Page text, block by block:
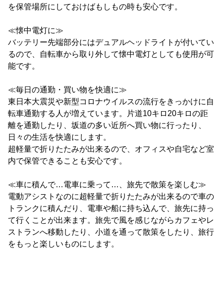
を保管場所にしておけばもしもの時も安心です。
≪懐中電灯に≫
バッテリー先端部分にはデュアルヘッドライトが付いてい
るので、自転車から取り外して懐中電灯としても使用が可
能です。
≪毎日の通勤・買い物を快適に≫
東日本大震災や新型コロナウイルスの流行をきっかけに自
転車通勤する人が増えています。片道10キロ20キロの距
離を通勤したり、坂道の多い近所へ買い物に行ったり、
日々の生活を快適にします。
超軽量で折りたたみが出来るので、オフィスや自宅など室
内で保管できることも安心です。
≪車に積んで…電車に乗って…、旅先で散策を楽しむ≫
電動アシストなのに超軽量で折りたたみが出来るので車の
トランクに積んだり、電車や船に持ち込んで、旅先に持っ
て行くことが出来ます。旅先で風を感じながらカフェやレ
ストランへ移動したり、小道を通って散策をしたり、旅行
をもっと楽しいものにします。